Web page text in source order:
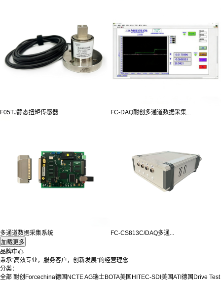
F05TJ静态扭矩传感器 FC-DAQ耐创多通道数据采集...
多通道数据采集系统 FC-CS813C/DAQ多通...
品牌中心
秉承“高效专业，服务客户，创新发展”的经营理念
分类：
全部 耐创Forcechina德国NCTE AG瑞士BOTA美国HITEC-SDI 美国ATI 德国Drive Test